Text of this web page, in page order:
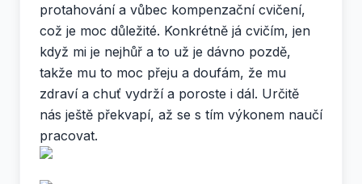
protahování a vůbec kompenzační cvičení,
což je moc důležité. Konkrétně já cvičím, jen
když mi je nejhůř a to už je dávno pozdě,
takže mu to moc přeju a doufám, že mu
zdraví a chuť vydrží a poroste i dál. Určitě
nás ještě překvapí, až se s tím výkonem naučí
pracovat.